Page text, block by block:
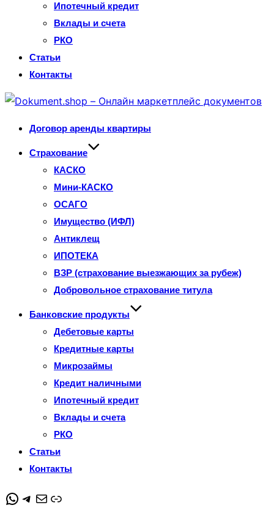
Ипотечный кредит
Вклады и счета
РКО
Статьи
Контакты
Перейти
содержимому
Договор аренды квартиры
Страхование
КАСКО
Мини-КАСКО
ОСАГО
Имущество (ИФЛ)
Антиклещ
ИПОТЕКА
ВЗР (страхование выезжающих за рубеж)
Добровольное страхование титула
Банковские продукты
Дебетовые карты
Кредитные карты
Микрозаймы
Кредит наличными
Ипотечный кредит
Вклады и счета
РКО
Статьи
Контакты
WhatsApp
Telegram
ПочтаСсылка